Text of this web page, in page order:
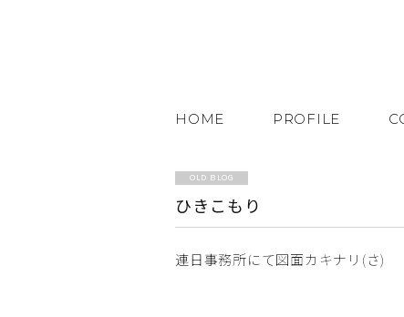
HOME PROFILE
OLD BLOG
ひきこもり
連日事務所にて図面カキナリ(さ)